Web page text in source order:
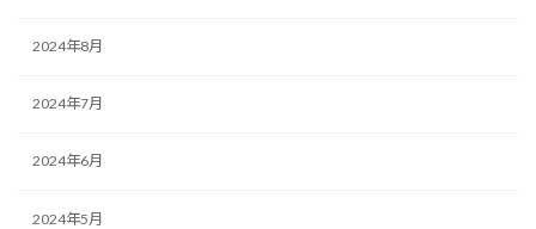
2024年8月
2024年7月
2024年6月
2024年5月